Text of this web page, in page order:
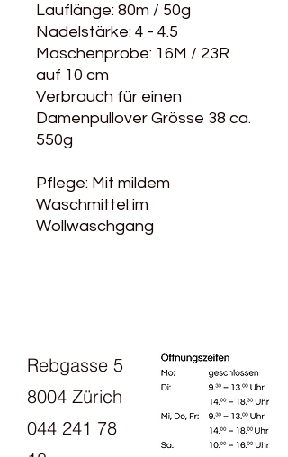
Lauflänge: 80m / 50g
Nadelstärke: 4 - 4.5
Maschenprobe: 16M / 23R
auf 10 cm
Verbrauch für einen
Damenpullover Grösse 38 ca.
550g
Pflege: Mit mildem
Waschmittel im
Wollwaschgang
Rebgasse 5
8004 Zürich
044 241 78